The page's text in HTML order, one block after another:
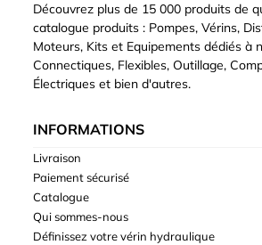
Découvrez plus de 15 000 produits de
catalogue produits : Pompes, Vérins,
Moteurs, Kits et Equipements dédiés à
Connectiques, Flexibles, Outillage,
Électriques et bien d'autres.
INFORMATIONS
Livraison
Paiement sécurisé
Catalogue
Qui sommes-nous
Définissez votre vérin hydraulique